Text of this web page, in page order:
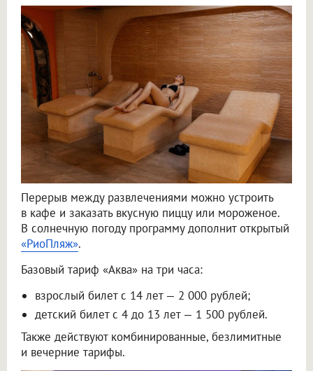
Перерыв между развлечениями можно устроить
в кафе и заказать вкусную пиццу или мороженое.
В солнечную погоду программу дополнит открытый
«РиоПляж».
Базовый тариф «Аква» на три часа:
взрослый билет с 14 лет — 2 000 рублей;
детский билет с 4 до 13 лет — 1 500 рублей.
Также действуют комбинированные, безлимитные
и вечерние тарифы.